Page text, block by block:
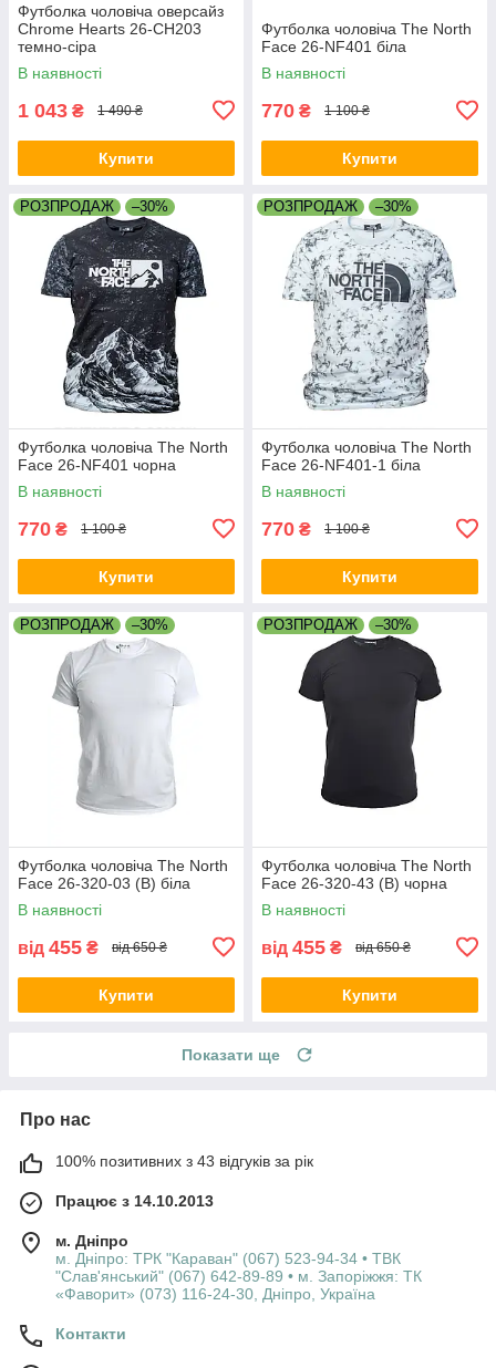
Футболка чоловіча оверсайз
Chrome Hearts 26-CH203
темно-сіра
В наявності
1 043 ₴ 1 490 ₴
Купити
Футболка чоловіча The North
Face 26-NF401 біла
В наявності
770 ₴ 1 100 ₴
Купити
РОЗПРОДАЖ –30%
Футболка чоловіча The North
Face 26-NF401 чорна
В наявності
770 ₴ 1 100 ₴
Купити
РОЗПРОДАЖ –30%
Футболка чоловіча The North
Face 26-NF401-1 біла
В наявності
770 ₴ 1 100 ₴
Купити
РОЗПРОДАЖ –30%
Футболка чоловіча The North
Face 26-320-03 (B) біла
В наявності
від 455 ₴ від 650 ₴
Купити
РОЗПРОДАЖ –30%
Футболка чоловіча The North
Face 26-320-43 (B) чорна
В наявності
від 455 ₴ від 650 ₴
Купити
Показати ще
Про нас
100% позитивних з 43 відгуків за рік
Працює з 14.10.2013
м. Дніпро
м. Дніпро: ТРК "Караван" (067) 523-94-34 • ТВК
"Слав'янський" (067) 642-89-89 • м. Запоріжжя: ТК
«Фаворит» (073) 116-24-30, Дніпро, Україна
Контакти